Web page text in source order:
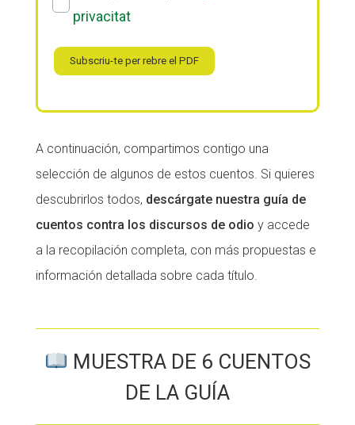
de privacitat
Subscriu-te per rebre el PDF
A continuación, compartimos contigo una
selección de algunos de estos cuentos. Si quieres
descubrirlos todos, descárgate nuestra guía de
cuentos contra los discursos de odio y accede
a la recopilación completa, con más propuestas e
información detallada sobre cada título.
MUESTRA DE 6 CUENTOS
DE LA GUÍA